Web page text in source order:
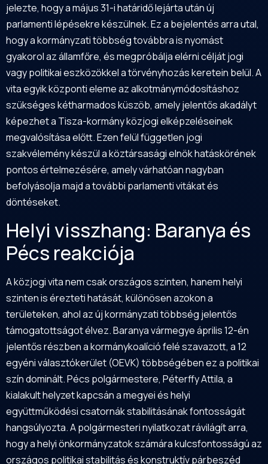
jelezte, hogy a május 31-i határidő lejárta után új
parlamenti lépésekre készülnek. Ez a bejelentés arra utal,
hogy a kormányzati többség továbbra is nyomást
gyakorol az államfőre, és megpróbálja elérni célját jogi
vagy politikai eszközökkel a törvényhozás keretein belül. A
vita egyik központi eleme az alkotmánymódosításhoz
szükséges kétharmados küszöb, amely jelentős akadályt
képezhet a Tisza-kormány közjogi elképzeléseinek
megvalósítása előtt. Ezen felül független jogi
szakvélemény készül a köztársasági elnök hatáskörének
pontos értelmezésére, amely várhatóan nagyban
befolyásolja majd a további parlamenti vitákat és
döntéseket.
Helyi visszhang: Baranya és
Pécs reakciója
A közjogi vita nem csak országos szinten, hanem helyi
szinten is érezteti hatását, különösen azokon a
területeken, ahol az új kormányzati többség jelentős
támogatottságot élvez. Baranya vármegye április 12-én
jelentős részben a kormánykoalíció felé szavazott, a 12
egyéni választókerület (OEVK) többségében ez a politikai
szín dominált. Pécs polgármestere, Péterffy Attila, a
kialakult helyzet kapcsán a megyei és helyi
együttműködési csatornák stabilitásának fontosságát
hangsúlyozta. A polgármesteri nyilatkozat rávilágít arra,
hogy a helyi önkormányzatok számára kulcsfontosságú az
országos politikai stabilitás és konstruktív párbeszéd